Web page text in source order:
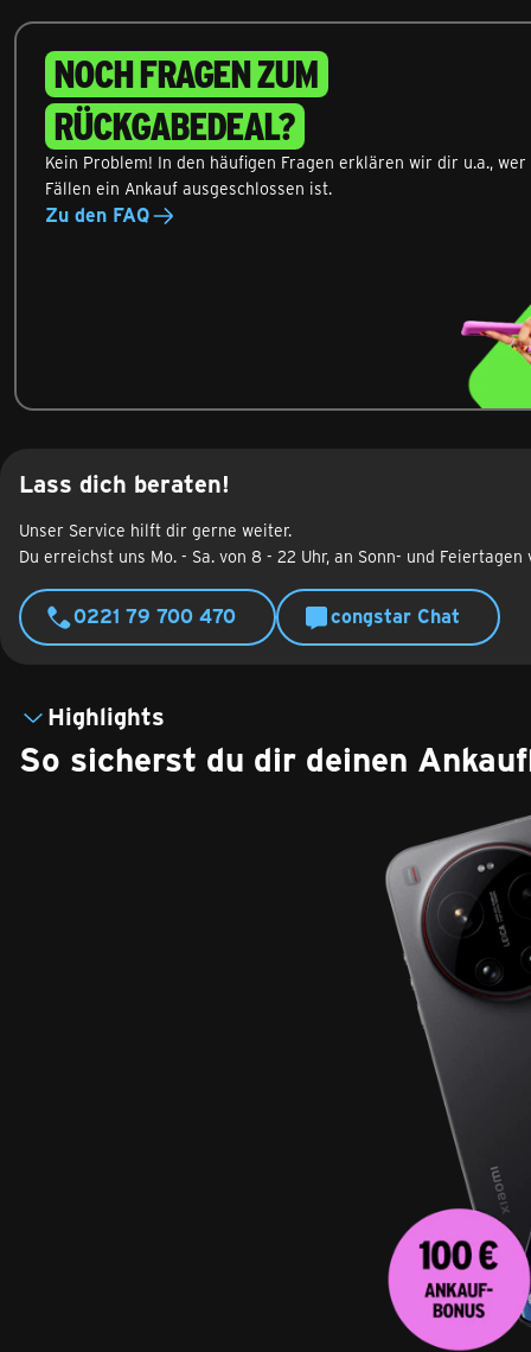
NOCH FRAGEN ZUM
RÜCKGABEDEAL?
Kein Problem! In den häufigen Fragen erklären wir dir u.a.,
Fällen ein Ankauf ausgeschlossen ist.
Zu den FAQ
Lass dich beraten!
Unser Service hilft dir gerne weiter.
Du erreichst uns Mo. - Sa. von 8 - 22 Uhr, an Sonn- und Feiertagen
0221 79 700 470 congstar Chat
Highlights
So sicherst du dir deinen